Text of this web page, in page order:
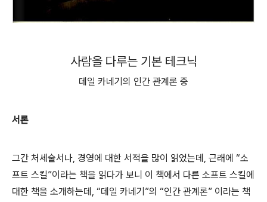
사람을 다루는 기본 테크닉
데일 카네기의 인간 관계론 중
서론
그간 처세술서나, 경영에 대한 서적을 많이 읽었는데, 근래에 “소
프트 스킬”이라는 책을 읽다가 보니 이 책에서 다른 소프트 스킬에
대한 책을 소개하는데, “데일 카네기”의 “인간 관계론” 이라는 책